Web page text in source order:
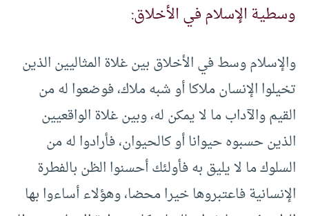
وسطية الإسلام في الأخلاق:
والإسلام وسط في الأخلاق بين غلاة المثاليين الذين
تخيلوا الإنسان ملاكا أو شبه ملاك، فوضعوا له من
القيم والآداب ما لا يمكن له، وبين غلاة الواقعيين
الذين حسبوه حيوانا أو كالحيوان، فأرادوا له من
السلوك ما لا يليق به فأولئك أحسنوا الظن بالفطرة
الإنسانية فاعتبروها خيرا محضا، وهؤلاء أساءوا بها